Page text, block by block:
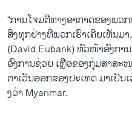
“ການໂຈມຕີທາງອາກາດຂອງພ
ສິ່ງທຸກຢ່າງທີ່ພວກເຮົາເຄີຍເຫັນມ
(David Eubank) ຫົວໜ້າອົງກາ
ອົງການຊ່ວຍ ເຫຼືອຂອງກຸ່ມສາສະ
ຕາເວັນອອກຂອງປະເທດ ມາເປັ
ງວ່າ Myanmar.